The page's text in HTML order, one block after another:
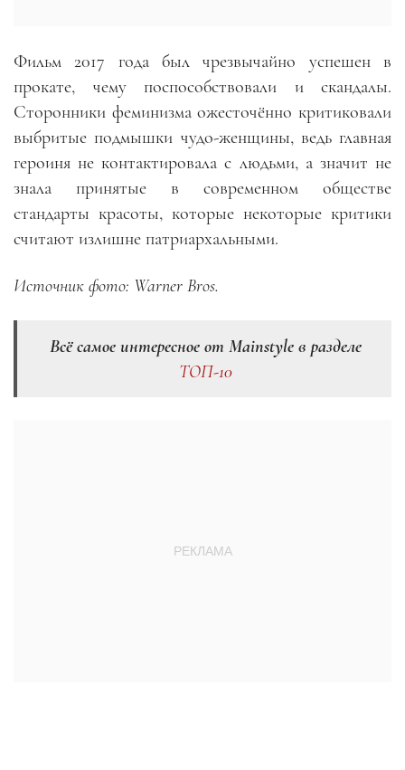
Фильм 2017 года был чрезвычайно успешен в
прокате, чему поспособствовали и скандалы.
Сторонники феминизма ожесточённо критиковали
выбритые подмышки чудо-женщины, ведь главная
героиня не контактировала с людьми, а значит не
знала принятые в современном обществе
стандарты красоты, которые некоторые критики
считают излишне патриархальными.
Источник фото: Warner Bros.
Всё самое интересное от Mainstyle в разделе
ТОП-10